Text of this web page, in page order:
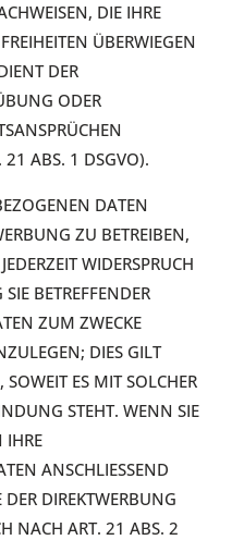
DIE IHRE
ÜBERWIEGEN
DER
ODER
21 ABS. 1 DSGVO).
DATEN
ZU BETREIBEN,
WIDERSPRUCH
BETREFFENDER
ZUM ZWECKE
DIES GILT
ES MIT SOLCHER
STEHT. WENN SIE
IHRE
ANSCHLIESSEND
DIREKTWERBUNG
NACH ART. 21 ABS. 2